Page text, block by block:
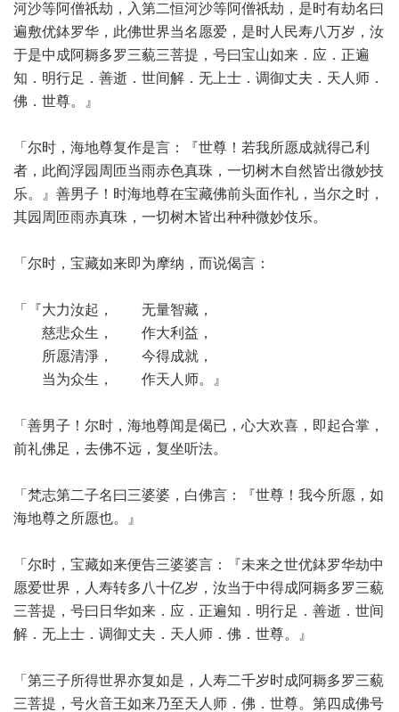
河沙等阿僧祇劫，入第二恒河沙等阿僧祇劫，是时有劫名曰
遍敷优鉢罗华，此佛世界当名愿爱，是时人民寿八万岁，汝
于是中成阿耨多罗三藐三菩提，号曰宝山如来．应．正遍
知．明行足．善逝．世间解．无上士．调御丈夫．天人师．
佛．世尊。』
「尔时，海地尊复作是言：『世尊！若我所愿成就得己利
者，此阎浮园周匝当雨赤色真珠，一切树木自然皆出微妙技
乐。』善男子！时海地尊在宝藏佛前头面作礼，当尔之时，
其园周匝雨赤真珠，一切树木皆出种种微妙伎乐。
「尔时，宝藏如来即为摩纳，而说偈言：
「『大力汝起， 无量智藏，
慈悲众生， 作大利益，
所愿清淨， 今得成就，
当为众生， 作天人师。』
「善男子！尔时，海地尊闻是偈已，心大欢喜，即起合掌，
前礼佛足，去佛不远，复坐听法。
「梵志第二子名曰三婆婆，白佛言：『世尊！我今所愿，如
海地尊之所愿也。』
「尔时，宝藏如来便告三婆婆言：『未来之世优鉢罗华劫中
愿爱世界，人寿转多八十亿岁，汝当于中得成阿耨多罗三藐
三菩提，号曰日华如来．应．正遍知．明行足．善逝．世间
解．无上士．调御丈夫．天人师．佛．世尊。』
「第三子所得世界亦复如是，人寿二千岁时成阿耨多罗三藐
三菩提，号火音王如来乃至天人师．佛．世尊。第四成佛号